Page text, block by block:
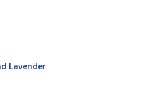
Lavender